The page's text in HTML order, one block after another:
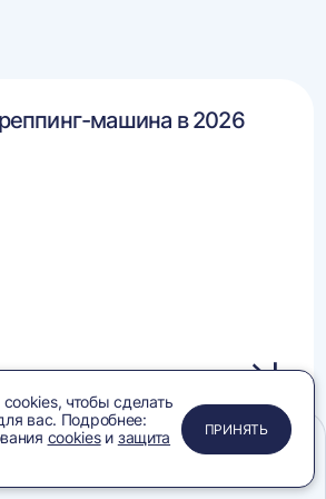
машина в 2026
ЗАКРЫТЬ
ЗАКРЫТЬ
ЗАКРЫТЬ
чтобы сделать
вас. Подробнее:
cookiesи защита
ПРИНЯТЬ